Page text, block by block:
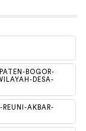
BOGOR-
DESA-
AKBAR-